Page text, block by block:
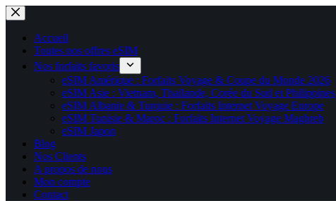
Passer
au
contenuAccueil
Toutes nos offres eSIM
Nos forfaits favoris
eSIM Amérique : Forfaits Voyage & Coupe du Monde 2026
eSIM Asie : Vietnam, Thaïlande, Corée du Sud et Philippines
eSIM Albanie & Turquie : Forfaits Internet Voyage Europe
eSIM Tunisie & Maroc : Forfaits Internet Voyage Maghreb
eSIM Japon
Blog
Nos Clients
A propos de nous
Mon compte
Contact